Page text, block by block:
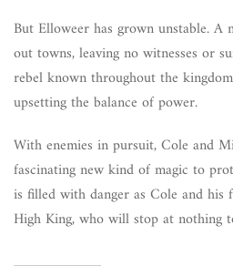
But Elloweer has grown unstable. A
out towns, leaving no witnesses or
rebel known throughout the
upsetting the balance of power.
With enemies in pursuit, Cole and
fascinating new kind of magic to
is filled with danger as Cole and
High King, who will stop at nothing